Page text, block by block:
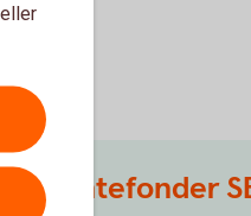
räntefonder